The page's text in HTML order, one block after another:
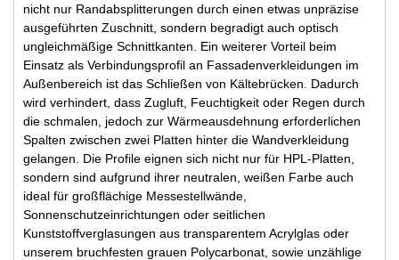
nicht nur Randabsplitterungen durch einen etwas unpräzise
ausgeführten Zuschnitt, sondern begradigt auch optisch
ungleichmäßige Schnittkanten. Ein weiterer Vorteil beim
Einsatz als Verbindungsprofil an Fassadenverkleidungen im
Außenbereich ist das Schließen von Kältebrücken. Dadurch
wird verhindert, dass Zugluft, Feuchtigkeit oder Regen durch
die schmalen, jedoch zur Wärmeausdehnung erforderlichen
Spalten zwischen zwei Platten hinter die Wandverkleidung
gelangen. Die Profile eignen sich nicht nur für HPL-Platten,
sondern sind aufgrund ihrer neutralen, weißen Farbe auch
ideal für großflächige Messestellwände,
Sonnenschutzeinrichtungen oder seitlichen
Kunststoffverglasungen aus transparentem Acrylglas oder
unserem bruchfesten grauen Polycarbonat, sowie unzählige